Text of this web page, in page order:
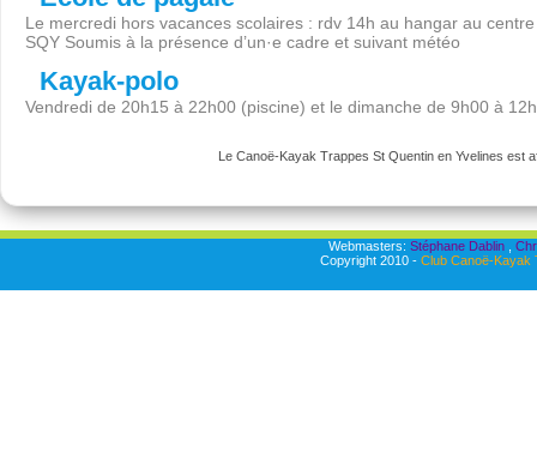
Le mercredi hors vacances scolaires : rdv 14h au hangar au
SQY Soumis à la présence d’un·e cadre et suivant météo
Kayak-polo
Vendredi de 20h15 à 22h00 (piscine) et le dimanche de 9h00 à
Le Canoë-Kayak Trappes St Quentin en Yvelines est
Webmasters: Stéphane Dablin,
Copyright 2010 - Club Canoë-Kayak